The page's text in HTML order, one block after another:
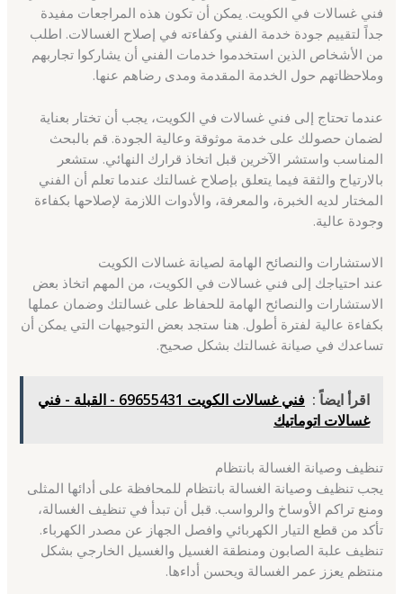
فني غسالات في الكويت. يمكن أن تكون هذه المراجعات مفيدة
جداً لتقييم جودة خدمة الفني وكفاءته في إصلاح الغسالات. اطلب
من الأشخاص الذين استخدموا خدمات الفني أن يشاركوا تجاربهم
وملاحظاتهم حول الخدمة المقدمة ومدى رضاهم عنها.
عندما تحتاج إلى فني غسالات في الكويت، يجب أن تختار بعناية
لضمان حصولك على خدمة موثوقة وعالية الجودة. قم بالبحث
المناسب واستشر الآخرين قبل اتخاذ قرارك النهائي. ستشعر
بالارتياح والثقة فيما يتعلق بإصلاح غسالتك عندما تعلم أن الفني
المختار لديه الخبرة، والمعرفة، والأدوات اللازمة لإصلاحها بكفاءة
وجودة عالية.
الاستشارات والنصائح الهامة لصيانة غسالات الكويت
عند احتياجك إلى فني غسالات في الكويت، من المهم اتخاذ بعض
الاستشارات والنصائح الهامة للحفاظ على غسالتك وضمان عملها
بكفاءة عالية لفترة أطول. هنا ستجد بعض التوجيهات التي يمكن أن
تساعدك في صيانة غسالتك بشكل صحيح.
اقرأ ايضاً :
فني غسالات الكويت 69655431 - القبلة - فني
غسالات اتوماتيك
تنظيف وصيانة الغسالة بانتظام
يجب تنظيف وصيانة الغسالة بانتظام للمحافظة على أدائها المثلى
ومنع تراكم الأوساخ والرواسب. قبل أن تبدأ في تنظيف الغسالة،
تأكد من قطع التيار الكهربائي وافصل الجهاز عن مصدر الكهرباء.
تنظيف علبة الصابون ومنطقة الغسيل والغسيل الخارجي بشكل
منتظم يعزز عمر الغسالة ويحسن أداءها.